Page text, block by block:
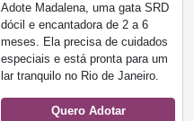
Adote Madalena, uma gata SRD
dócil e encantadora de 2 a 6
meses. Ela precisa de cuidados
especiais e está pronta para um
lar tranquilo no Rio de Janeiro.
Quero Adotar